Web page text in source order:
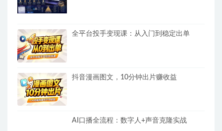
全平台投手变现课：从入门到稳定出单
抖音漫画图文，10分钟出片赚收益
AI口播全流程：数字人+声音克隆实战